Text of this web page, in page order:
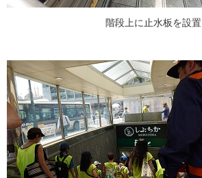
階段上に止水板を設置